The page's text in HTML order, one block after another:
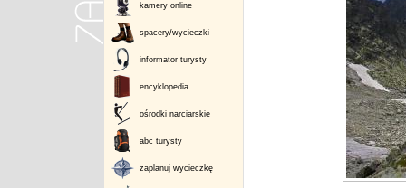
kamery online
spacery/wycieczki
informator turysty
encyklopedia
ośrodki narciarskie
abc turysty
zaplanuj wycieczkę